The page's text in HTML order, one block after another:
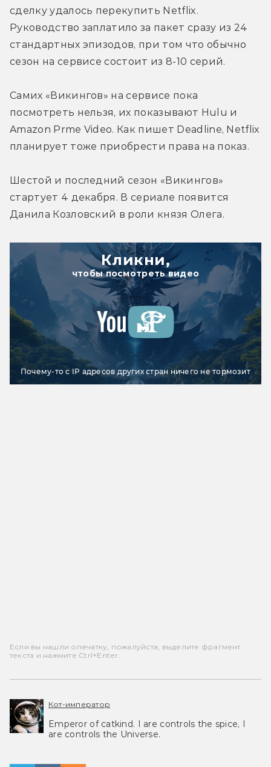
сделку удалось перекупить Netflix.
Руководство заплатило за пакет сразу из 24
стандартных эпизодов, при том что обычно
сезон на сервисе состоит из 8-10 серий.
Самих «Викингов» на сервисе пока
посмотреть нельзя, их показывают Hulu и
Amazon Prme Video. Как пишет Deadline, Netflix
планирует тоже приобрести права на показ.
Шестой и последний сезон «Викингов»
стартует 4 декабря. В сериале появится
Данила Козловский в роли князя Олега.
Кликни,
чтобы посмотреть видео
Почему-то с IP адресов других стран ничего не тормозит
Если вы нашли опечатку, пожалуйста, выделите фрагмент
текста и нажмите Ctrl+Enter.
Кот-император
Emperor of catkind. I are controls the spice, I
are controls the Universe.